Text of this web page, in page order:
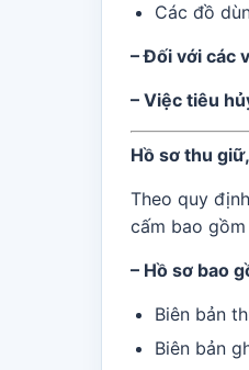
Các đồ
– Đối với các
– Việc tiêu
Hồ sơ thu
Theo quy
cấm bao
– Hồ sơ bao
Biên bản
Biên bản